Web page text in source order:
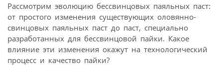
Рассмотрим эволюцию бессвинцовых паяльных паст:
от простого изменения существующих оловянно-
свинцовых паяльных паст до паст, специально
разработанных для бессвинцовой пайки. Какое
влияние эти изменения окажут на технологический
процесс и качество пайки?